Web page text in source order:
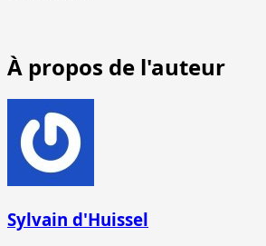
À propos de l'auteur
Sylvain d'Huissel